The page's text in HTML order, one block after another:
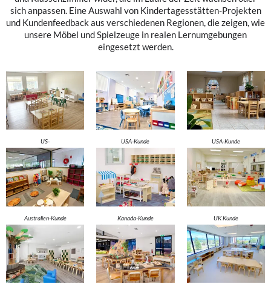
sich anpassen. Eine Auswahl von Kindertagesstätten-Projekten
und Kundenfeedback aus verschiedenen Regionen, die zeigen, wie
unsere Möbel und Spielzeuge in realen Lernumgebungen
eingesetzt werden.
US-
Kinderbetreuungskunde
USA-Kunde USA-Kunde
Australien-Kunde Kanada-Kunde UK Kunde